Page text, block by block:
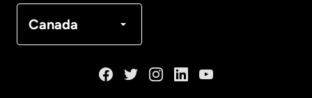
Canada
Français